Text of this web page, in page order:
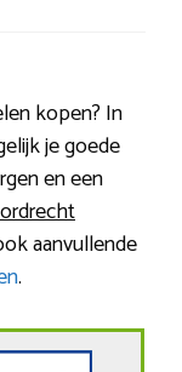
kopen? In
je goede
en een
aanvullende
.